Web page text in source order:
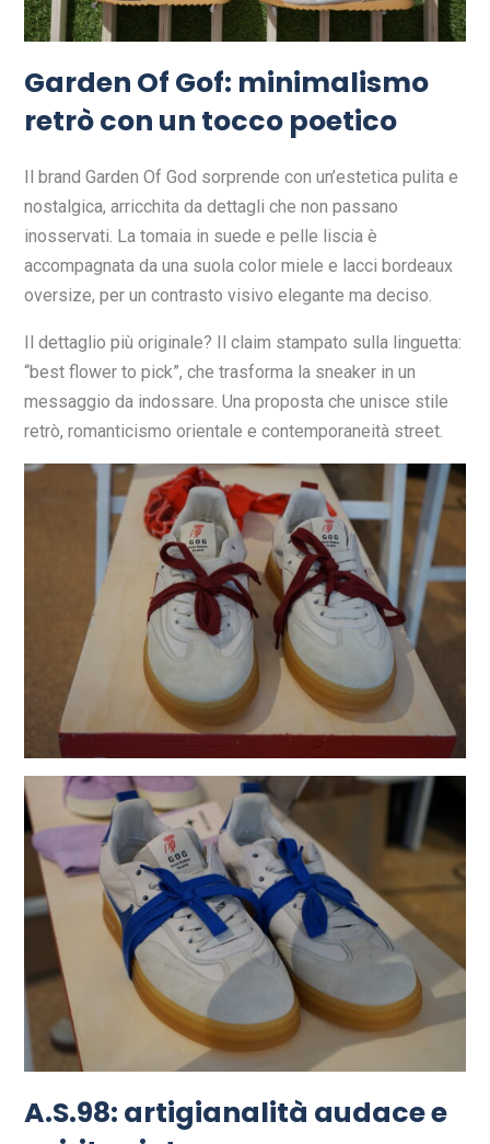
Garden Of Gof: minimalismo
retrò con un tocco poetico
Il brand Garden Of God sorprende con un’estetica pulita e
nostalgica, arricchita da dettagli che non passano
inosservati. La tomaia in suede e pelle liscia è
accompagnata da una suola color miele e lacci bordeaux
oversize, per un contrasto visivo elegante ma deciso.
Il dettaglio più originale? Il claim stampato sulla linguetta:
“best flower to pick”, che trasforma la sneaker in un
messaggio da indossare. Una proposta che unisce stile
retrò, romanticismo orientale e contemporaneità street.
A.S.98: artigianalità audace e